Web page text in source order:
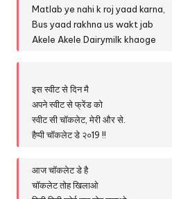
Matlab ye nahi k roj yaad karna,
Bus yaad rakhna us wakt jab
Akele Akele Dairymilk khaoge
इस स्वीट से दिन मै
अपने स्वीट से फ्रेंड को
स्वीट सी चॉकलेट, मेरी और से.
हैप्पी चॉकलेट डे २०19 !!
आज चॉकलेट डे है
चॉकलेट तोह खिलाओ